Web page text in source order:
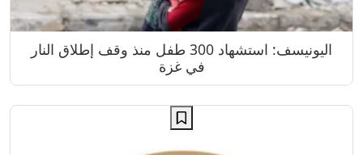
اليونيسف: استشهاد 300 طفل منذ وقف إطلاق النار
في غزة